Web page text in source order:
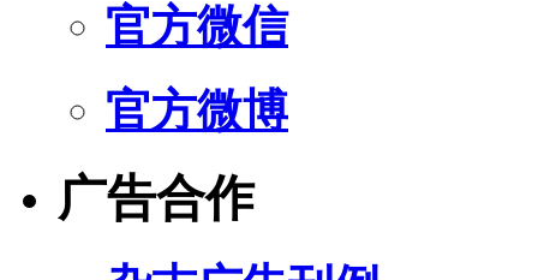
官方微信
官方微博
广告合作